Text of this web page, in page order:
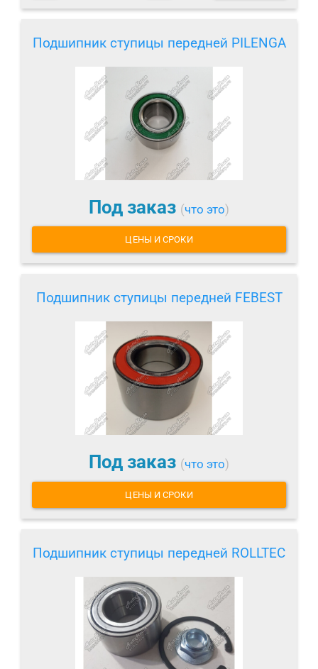
Подшипник ступицы передней PILENGA
Под заказ (что это)
ЦЕНЫ И СРОКИ
Подшипник ступицы передней FEBEST
Под заказ (что это)
ЦЕНЫ И СРОКИ
Подшипник ступицы передней ROLLTEC